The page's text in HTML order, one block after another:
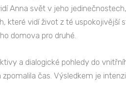
Anna svět v jeho
které vidí život z té uspokojivější
domova pro druhé.
a dialogické pohledy do
čas. Výsledkem je